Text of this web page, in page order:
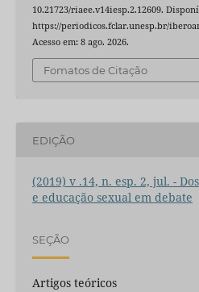
10.21723/riaee.v14iesp.2.12609.
https://periodicos.fclar.unesp.br/
Acesso em: 8 ago. 2026.
Fomatos de Citação
EDIÇÃO
(2019) v .14, n. esp. 2, jul. -
e educação sexual em debate
SEÇÃO
Artigos teóricos